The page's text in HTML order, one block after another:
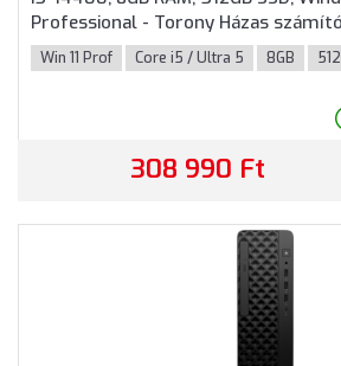
Professional - Torony Házas
garancia
Win 11 Prof Core i5 / Ultra 5 8GB
308 990 Ft